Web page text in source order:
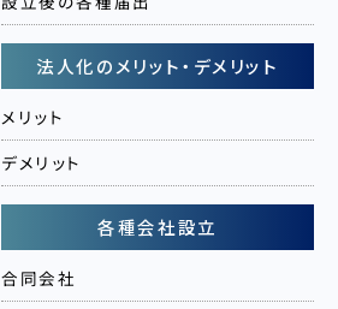
法人化のメリット・デメリット
メリット
デメリット
各種会社設立
合同会社